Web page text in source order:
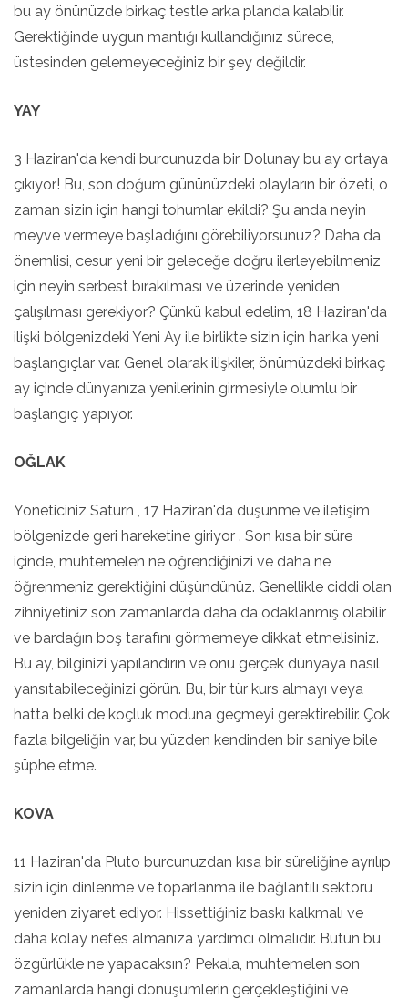
bu ay önünüzde birkaç testle arka planda kalabilir.
Gerektiğinde uygun mantığı kullandığınız sürece,
üstesinden gelemeyeceğiniz bir şey değildir.
YAY
3 Haziran'da kendi burcunuzda bir Dolunay bu ay ortaya
çıkıyor! Bu, son doğum gününüzdeki olayların bir özeti, o
zaman sizin için hangi tohumlar ekildi? Şu anda neyin
meyve vermeye başladığını görebiliyorsunuz? Daha da
önemlisi, cesur yeni bir geleceğe doğru ilerleyebilmeniz
için neyin serbest bırakılması ve üzerinde yeniden
çalışılması gerekiyor? Çünkü kabul edelim, 18 Haziran'da
ilişki bölgenizdeki Yeni Ay ile birlikte sizin için harika yeni
başlangıçlar var. Genel olarak ilişkiler, önümüzdeki birkaç
ay içinde dünyanıza yenilerinin girmesiyle olumlu bir
başlangıç ​​​​yapıyor.
OĞLAK
Yöneticiniz Satürn , 17 Haziran'da düşünme ve iletişim
bölgenizde geri hareketine giriyor . Son kısa bir süre
içinde, muhtemelen ne öğrendiğinizi ve daha ne
öğrenmeniz gerektiğini düşündünüz. Genellikle ciddi olan
zihniyetiniz son zamanlarda daha da odaklanmış olabilir
ve bardağın boş tarafını görmemeye dikkat etmelisiniz.
Bu ay, bilginizi yapılandırın ve onu gerçek dünyaya nasıl
yansıtabileceğinizi görün. Bu, bir tür kurs almayı veya
hatta belki de koçluk moduna geçmeyi gerektirebilir. Çok
fazla bilgeliğin var, bu yüzden kendinden bir saniye bile
şüphe etme.
KOVA
11 Haziran'da Pluto burcunuzdan kısa bir süreliğine ayrılıp
sizin için dinlenme ve toparlanma ile bağlantılı sektörü
yeniden ziyaret ediyor. Hissettiğiniz baskı kalkmalı ve
daha kolay nefes almanıza yardımcı olmalıdır. Bütün bu
özgürlükle ne yapacaksın? Pekala, muhtemelen son
zamanlarda hangi dönüşümlerin gerçekleştiğini ve